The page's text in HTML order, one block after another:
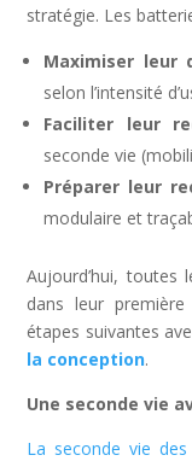
stratégie. Les
Maximiser leur
selon l’intensité
Faciliter leur
seconde vie
Préparer leur
modulaire et
Aujourd’hui,
dans leur
étapes suivantes
la conception.
Une seconde vie
La seconde vie